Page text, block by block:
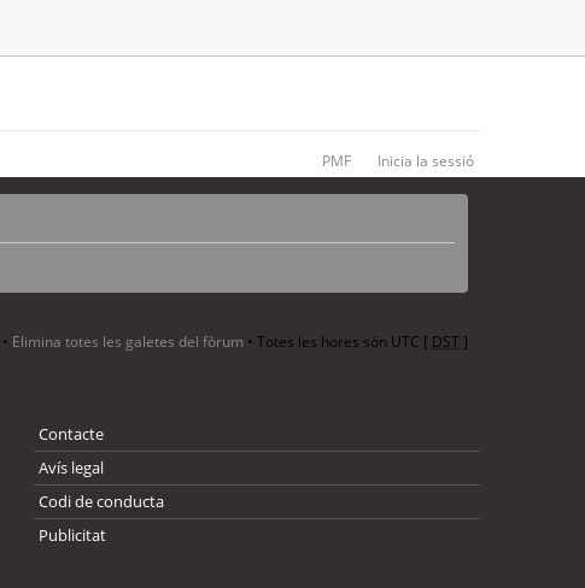
PMF Inicia la sessió
• Elimina totes les galetes del fòrum • Totes les hores són UTC [ DST]
Contacte
Avís legal
Codi de conducta
Publicitat